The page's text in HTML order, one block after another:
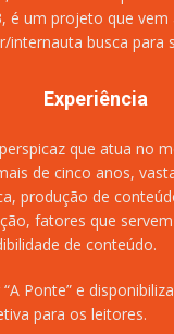
é um projeto que vem
internauta busca para
Experiência
que atua no
de cinco anos,
produção de
fatores que
de conteúdo.
Ponte” e
para os leitores.